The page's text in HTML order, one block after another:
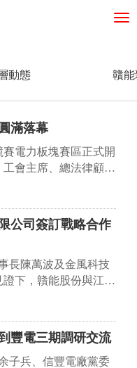
動態 贛
滿落幕
電力板塊賽區正式開
會主席、總法律顧問
總經...
公司簽訂戰略合作
長陳萬波及金風科技
下，贛能股份與江西
略合...
豐電三期調研交流
子兵、信豐電廠黨委